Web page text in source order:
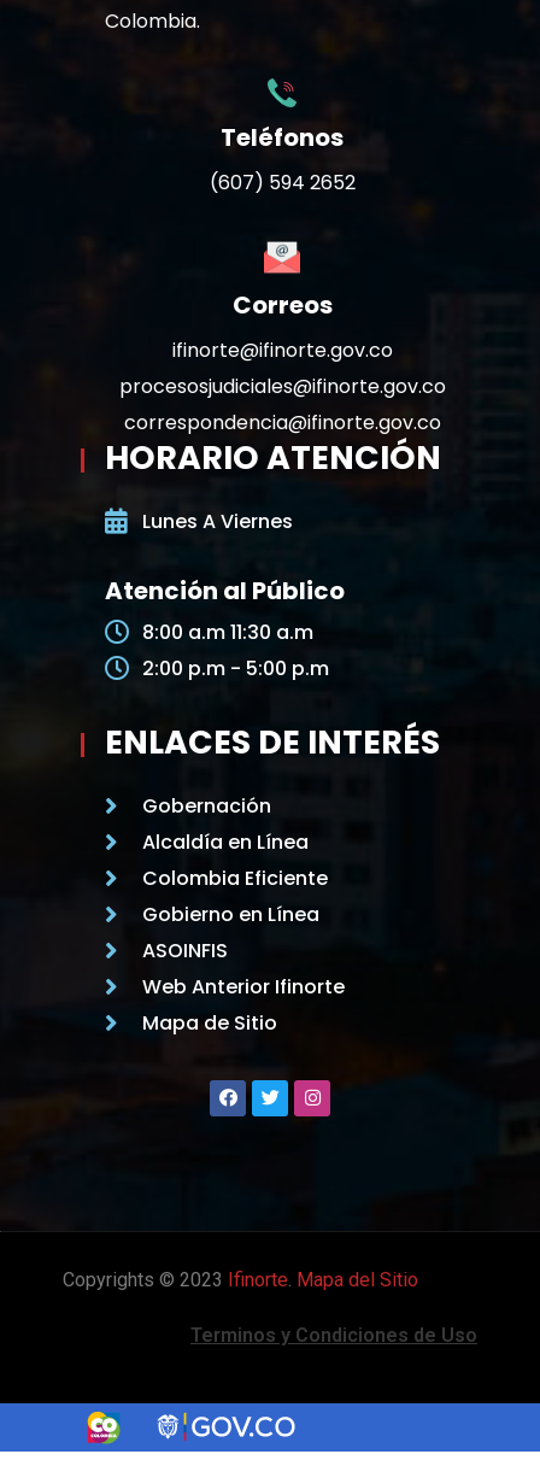
Colombia.
Teléfonos
(607) 594 2652
Correos
ifinorte@ifinorte.gov.co
procesosjudiciales@ifinorte.gov.co
correspondencia@ifinorte.gov.co
HORARIO ATENCIÓN
Lunes A Viernes
Atención al Público
8:00 a.m 11:30 a.m
2:00 p.m - 5:00 p.m
ENLACES DE INTERÉS
Gobernación
Alcaldía en Línea
Colombia Eficiente
Gobierno en Línea
ASOINFIS
Web Anterior Ifinorte
Mapa de Sitio
Copyrights © 2023 Ifinorte. Mapa del Sitio
Terminos y Condiciones de Uso